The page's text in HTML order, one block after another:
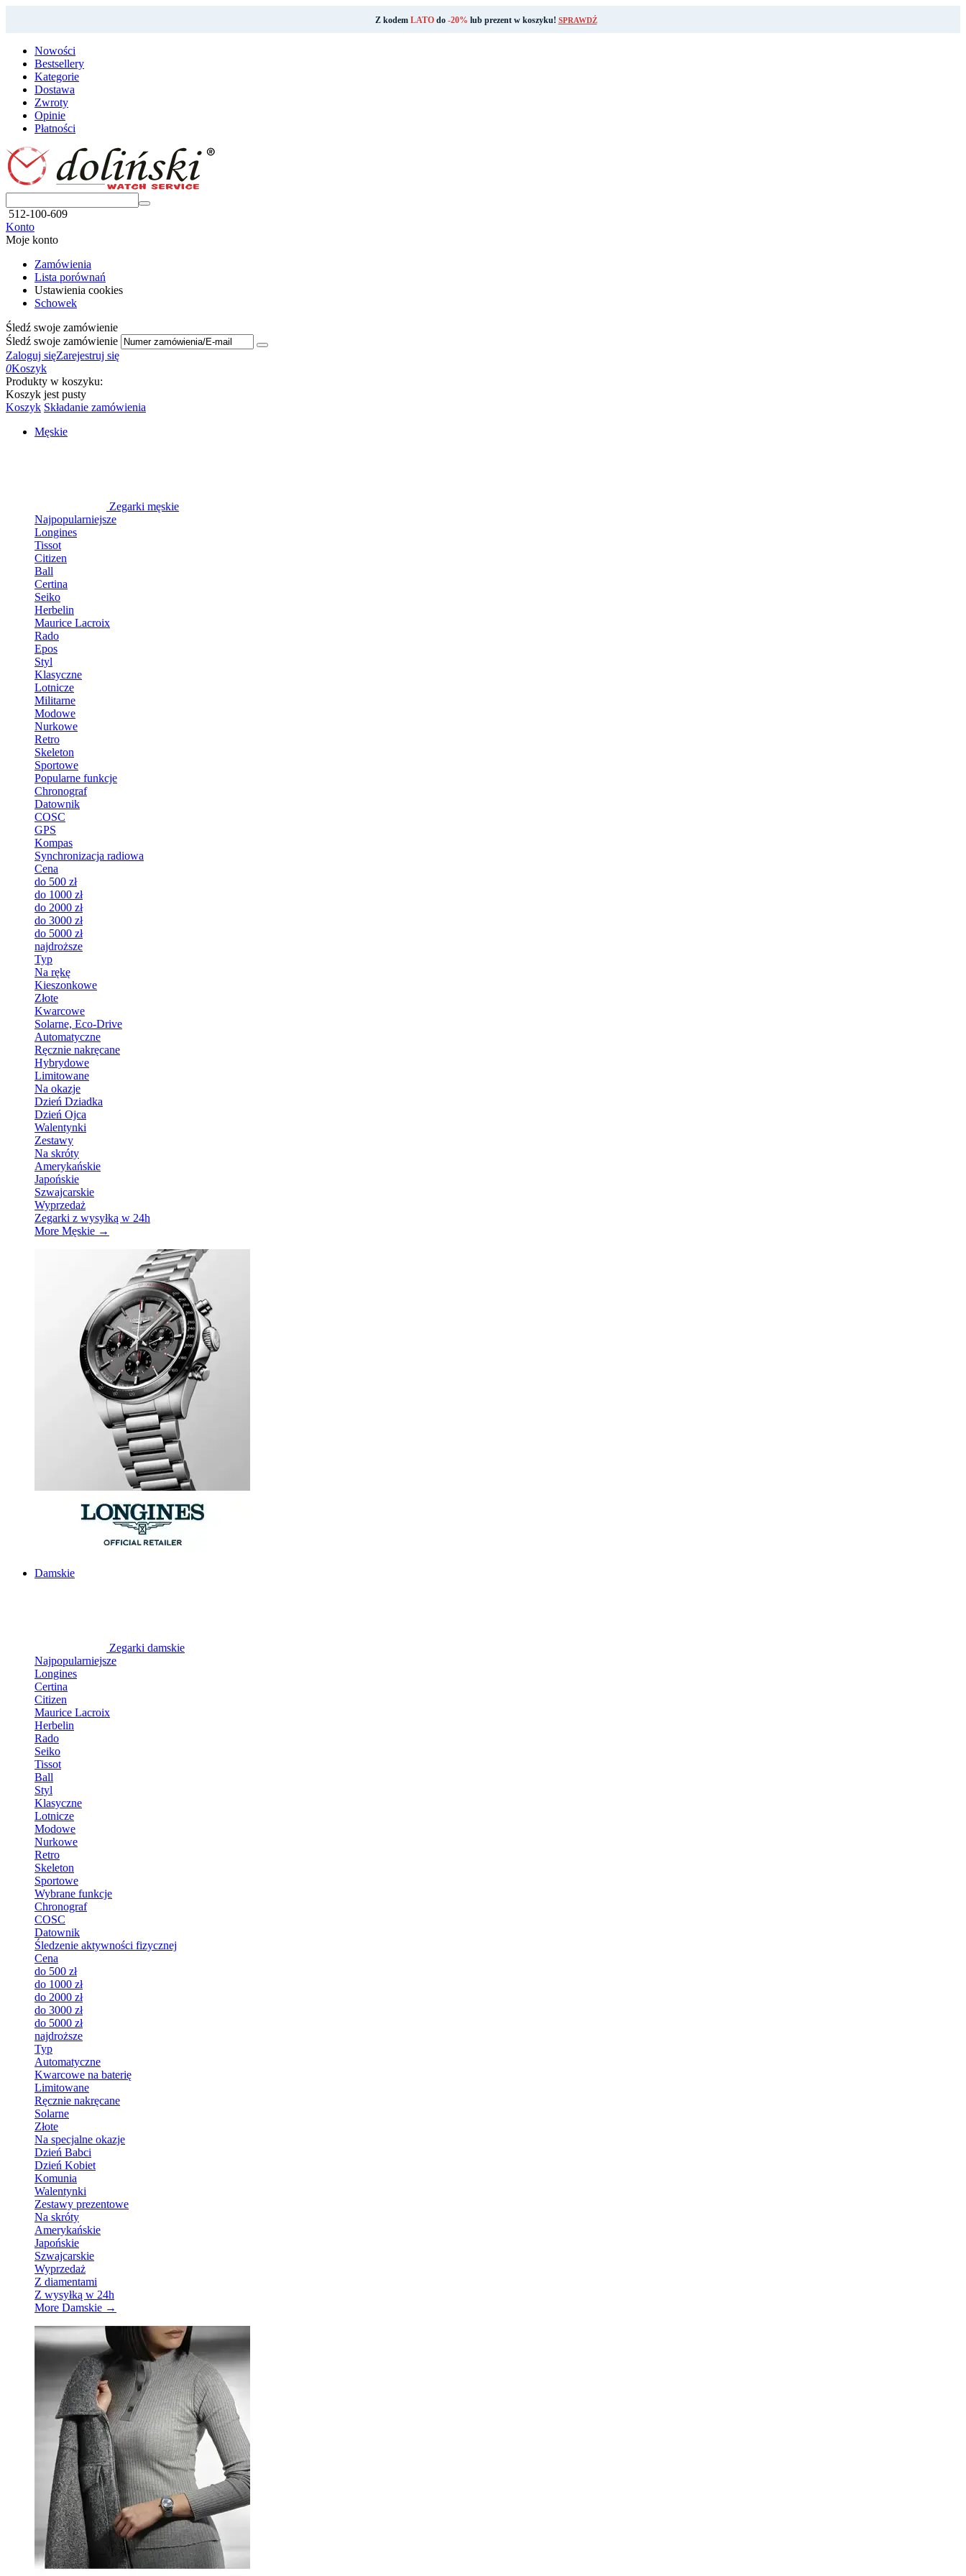
Z kodem LATOdo -20% lub prezent w koszyku! SPRAWDŹ
Nowości
Bestsellery
Kategorie
Dostawa
Zwroty
Opinie
Płatności
512-100-609
Konto
Moje konto
Zamówienia
Lista porównań
Ustawienia cookies
Schowek
Śledź swoje zamówienie
Śledź swoje zamówienie
Zaloguj sięZarejestruj się
0Koszyk
Produkty w koszyku:
Koszyk jest pusty
Koszyk Składanie zamówienia
Męskie
Zegarki męskie
Najpopularniejsze
Longines
Tissot
Citizen
Ball
Certina
Seiko
Herbelin
Maurice Lacroix
Rado
Epos
Styl
Klasyczne
Lotnicze
Militarne
Modowe
Nurkowe
Retro
Skeleton
Sportowe
Popularne funkcje
Chronograf
Datownik
COSC
GPS
Kompas
Synchronizacja radiowa
Cena
do 500 zł
do 1000 zł
do 2000 zł
do 3000 zł
do 5000 zł
najdroższe
Typ
Na rękę
Kieszonkowe
Złote
Kwarcowe
Solarne, Eco-Drive
Automatyczne
Ręcznie nakręcane
Hybrydowe
Limitowane
Na okazje
Dzień Dziadka
Dzień Ojca
Walentynki
Zestawy
Na skróty
Amerykańskie
Japońskie
Szwajcarskie
Wyprzedaż
Zegarki z wysyłką w 24h
More Męskie →
Damskie
Zegarki damskie
Najpopularniejsze
Longines
Certina
Citizen
Maurice Lacroix
Herbelin
Rado
Seiko
Tissot
Ball
Styl
Klasyczne
Lotnicze
Modowe
Nurkowe
Retro
Skeleton
Sportowe
Wybrane funkcje
Chronograf
COSC
Datownik
Śledzenie aktywności fizycznej
Cena
do 500 zł
do 1000 zł
do 2000 zł
do 3000 zł
do 5000 zł
najdroższe
Typ
Automatyczne
Kwarcowe na baterię
Limitowane
Ręcznie nakręcane
Solarne
Złote
Na specjalne okazje
Dzień Babci
Dzień Kobiet
Komunia
Walentynki
Zestawy prezentowe
Na skróty
Amerykańskie
Japońskie
Szwajcarskie
Wyprzedaż
Z diamentami
Z wysyłką w 24h
More Damskie →